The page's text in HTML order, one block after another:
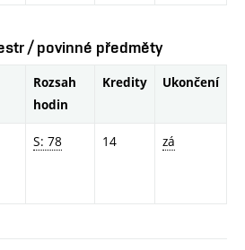
/ povinné předměty
Rozsah
hodin
Kredity Ukončení
S: 78 14 zá